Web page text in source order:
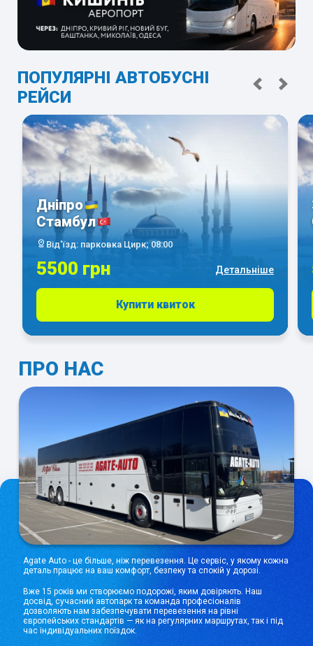
ПОПУЛЯРНІ АВТОБУСНІ
РЕЙСИ
Дніпро
Стамбул
Від'їзд: парковка Цирк; 08:00
5500 грн Детальніше
Купити квиток
ПРО НАС
Agate Auto - це більше, ніж перевезення. Це сервіс, у якому кожна
деталь працює на ваш комфорт, безпеку та спокій у дорозі.
Вже 15 років ми створюємо подорожі, яким довіряють. Наш
досвід, сучасний автопарк та команда професіоналів
дозволяють нам забезпечувати перевезення на рівні
європейських стандартів — як на регулярних маршрутах, так і під
час індивідуальних поїздок.